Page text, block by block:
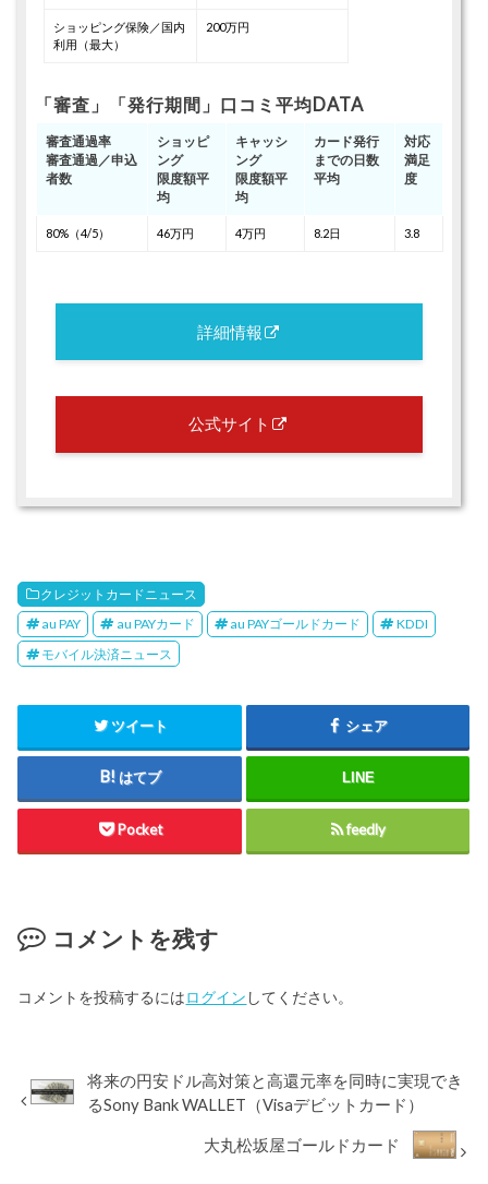
ショッピング保険／国内
利用（最大）
200万円
「審査」「発行期間」口コミ平均DATA
審査通過率
審査通過／申込
者数
ショッピ
ング
限度額平
均
キャッシ
ング
限度額平
均
カード発行
までの日数
平均
対応
満足
度
80%（4/5） 46万円 4万円 8.2日 3.8
詳細情報
公式サイト
クレジットカードニュース
au PAY
au PAYカード au PAYゴールドカード
KDDI
モバイル決済ニュース
ツイート シェア
はてブ LINE
Pocket feedly
コメントを残す
コメントを投稿するにはログイン してください。
将来の円安ドル高対策と高還元率を同時に実現でき
るSony Bank WALLET（Visaデビットカード）
大丸松坂屋ゴールドカード